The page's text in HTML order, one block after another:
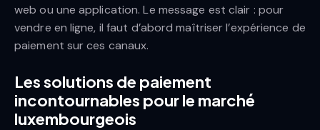
web ou une application. Le message est clair : pour
vendre en ligne, il faut d’abord maîtriser l’expérience de
paiement sur ces canaux.
Les solutions de paiement
incontournables pour le marché
luxembourgeois